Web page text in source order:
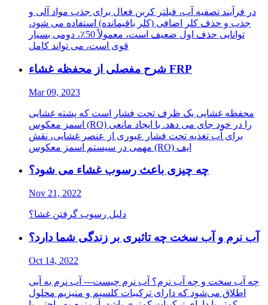
در فرآیند تصفیه آب، فیلتر کربن فعال برای جذب مواد آلی و
جذب و حذف کلر اضافی (کلر باقیمانده) استفاده می شود،
توانایی حذف اول ضعیف است، معمولاً 50٪، دومی بسیار
قوی است، می تواند کامل
شرح مفصلی از محفظه غشاء FRP
Mar 09, 2023
محفظه غشایی یک ظرف تحت فشار است که پشته غشایی
اسمز معکوس (RO) را در خود جای می دهد. با ایجاد مانعی
برای آب تغذیه تحت فشار عبوری از عنصر غشایی، نقش
مهمی در سیستم اسمز معکوس (RO) ایف
چه چیزی باعث رسوب غشاء می شود؟
Nov 21, 2022
دلیل رسوب گرفتن غشا؟
آب نرم و آب سخت چه تاثیری بر زندگی شما دارد؟
Oct 14, 2022
چه آب سخت و چه آب نرم؟ آب نرم چیست--- آب نرم به آبی
اطلاق می‌شود که دارای ترکیبات کلسیم و منیزیم محلول